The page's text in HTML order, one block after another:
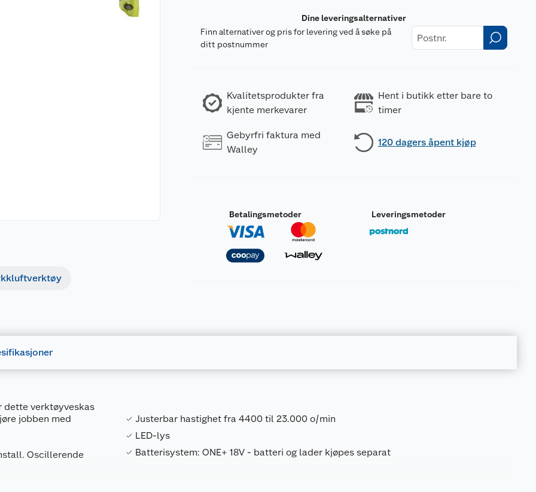
Dine leveringsalternativer
Finn alternativer og pris for levering ved å søke på
ditt postnummer
Kvalitetsprodukter fra
kjente merkevarer
Hent i butikk etter bare to
timer
Gebyrfri faktura med
Walley
120 dagers åpent kjøp
Betalingsmetoder Leveringsmetoder
dette verktøyveskas
jobben med
Oscillerende
Justerbar hastighet fra 4400 til 23.000 o/min
LED-lys
Batterisystem: ONE+ 18V - batteri og lader kjøpes separat